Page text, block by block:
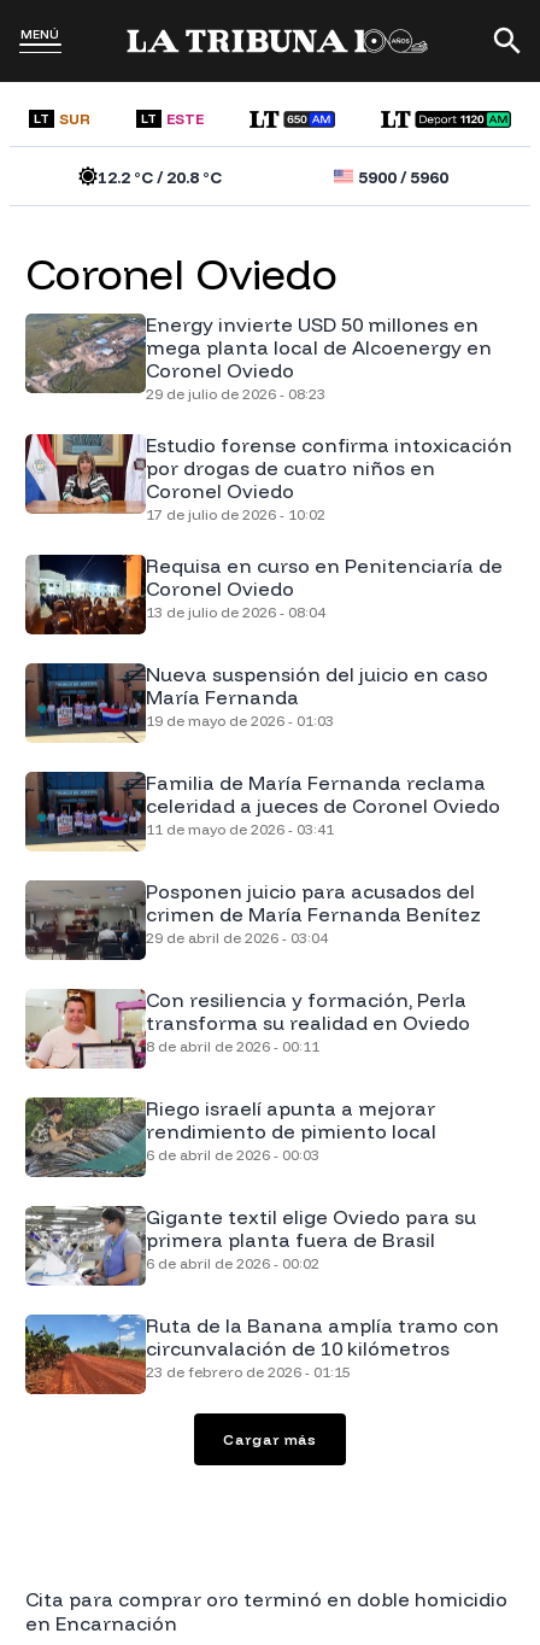
MENÚ
LT SUR LT ESTE
12.2°C /20.8°C 5900/5960
Coronel Oviedo
Energy invierte USD 50 millones en
mega planta local de Alcoenergy en
Coronel Oviedo
29 de julio de 2026 - 08:23
Estudio forense confirma intoxicación
por drogas de cuatro niños en
Coronel Oviedo
17 de julio de 2026 - 10:02
Requisa en curso en Penitenciaría de
Coronel Oviedo
13 de julio de 2026 - 08:04
Nueva suspensión del juicio en caso
María Fernanda
19 de mayo de 2026 - 01:03
Familia de María Fernanda reclama
celeridad a jueces de Coronel Oviedo
11 de mayo de 2026 - 03:41
Posponen juicio para acusados del
crimen de María Fernanda Benítez
29 de abril de 2026 - 03:04
Con resiliencia y formación, Perla
transforma su realidad en Oviedo
8 de abril de 2026 - 00:11
Riego israelí apunta a mejorar
rendimiento de pimiento local
6 de abril de 2026 - 00:03
Gigante textil elige Oviedo para su
primera planta fuera de Brasil
6 de abril de 2026 - 00:02
Ruta de la Banana amplía tramo con
circunvalación de 10 kilómetros
23 de febrero de 2026 - 01:15
Cargar más
Cita para comprar oro terminó en doble homicidio
en Encarnación